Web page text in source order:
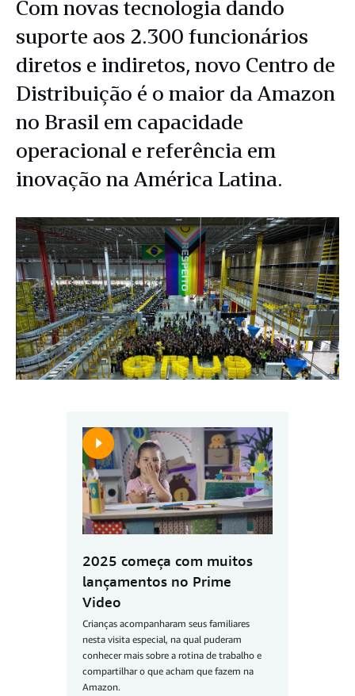
Com novas tecnologia dando
suporte aos 2.300 funcionários
diretos e indiretos, novo Centro de
Distribuição é o maior da Amazon
no Brasil em capacidade
operacional e referência em
inovação na América Latina.
2025 começa com muitos
lançamentos no Prime
Video
Crianças acompanharam seus familiares
nesta visita especial, na qual puderam
conhecer mais sobre a rotina de trabalho e
compartilhar o que acham que fazem na
Amazon.